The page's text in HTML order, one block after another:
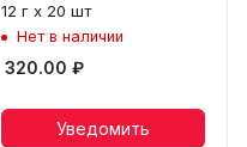
12 г х 20 шт
Нет в наличии
320.00 ₽
Уведомить